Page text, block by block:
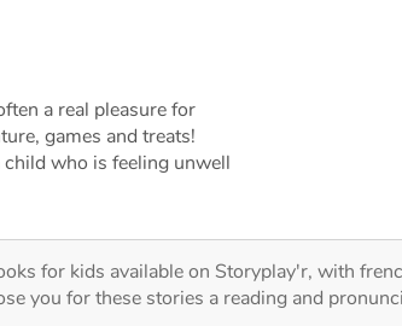
a real pleasure for
games and treats!
who is feeling unwell
for kids available on Storyplay'r, with
you for these stories a reading and